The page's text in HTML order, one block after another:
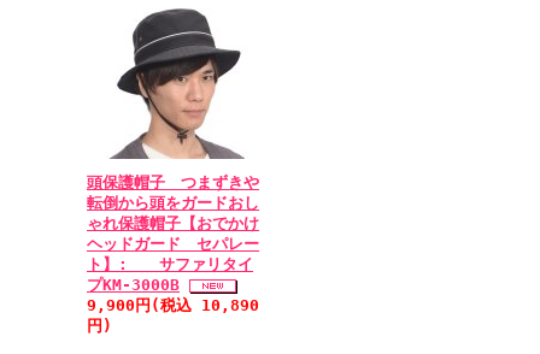
頭保護帽子 つまずきや
転倒から頭をガードおし
ゃれ保護帽子【おでかけ
ヘッドガード セパレー
ト】: サファリタイ
プKM-3000B
9,900円(税込 10,890
円)